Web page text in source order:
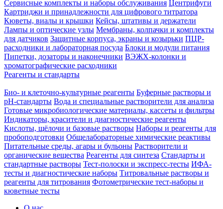
Сервисные комплекты и наборы обслуживания Центрифуги
Картриджи и принадлежности для цифрового титратора
Кюветы, виалы и крышки Кейсы, штативы и держатели
Лампы и оптические узлы Мембраны, колпачки и комплекты
для датчиков Защитные корпуса, экраны и козырьки ПЦР-
расходники и лабораторная посуда Блоки и модули питания
Пипетки, дозаторы и наконечники ВЭЖХ-колонки и
хроматографические расходники
Реагенты и стандарты
Био- и клеточно-культурные реагенты Буферные растворы и
pH-стандарты Вода и специальные растворители для анализа
Готовые микробиологические материалы, кассеты и фильтры
Индикаторы, красители и диагностические реагенты
Кислоты, щёлочи и базовые растворы Наборы и реагенты для
пробоподготовки Общелабораторные химические реактивы
Питательные среды, агары и бульоны Растворители и
органические вещества Реагенты для синтеза Стандарты и
стандартные растворы Тест-полоски и экспресс-тесты ИФА-
тесты и диагностические наборы Титровальные растворы и
реагенты для титрования Фотометрические тест-наборы и
кюветные тесты